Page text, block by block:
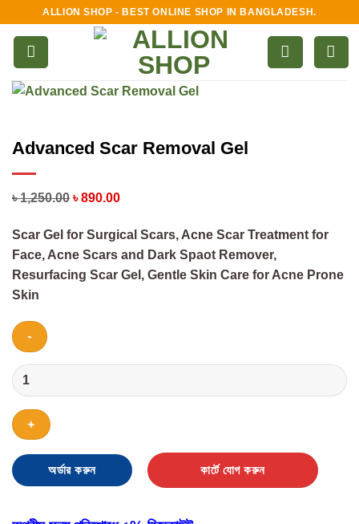
content
ALLION SHOP - BEST ONLINE SHOP IN BANGLADESH.
Advanced Scar Removal Gel
৳1,250.00 ৳890.00
Scar Gel for Surgical Scars, Acne Scar Treatment for
Face, Acne Scars and Dark Spaot Remover,
Resurfacing Scar Gel, Gentle Skin Care for Acne Prone
Skin
Advanced
Scar
Removal
Gel
quantity
অর্ডার করুন কার্টে যোগ করুন